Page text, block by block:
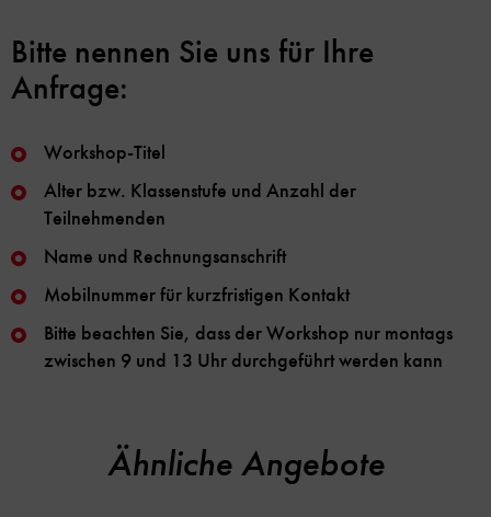
Bitte nennen Sie uns für Ihre
Anfrage:
Workshop-Titel
Alter bzw. Klassenstufe und Anzahl der
Teilnehmenden
Name und Rechnungsanschrift
Mobilnummer für kurzfristigen Kontakt
Bitte beachten Sie, dass der Workshop nur montags
zwischen 9 und 13 Uhr durchgeführt werden kann
Ähnliche Angebote